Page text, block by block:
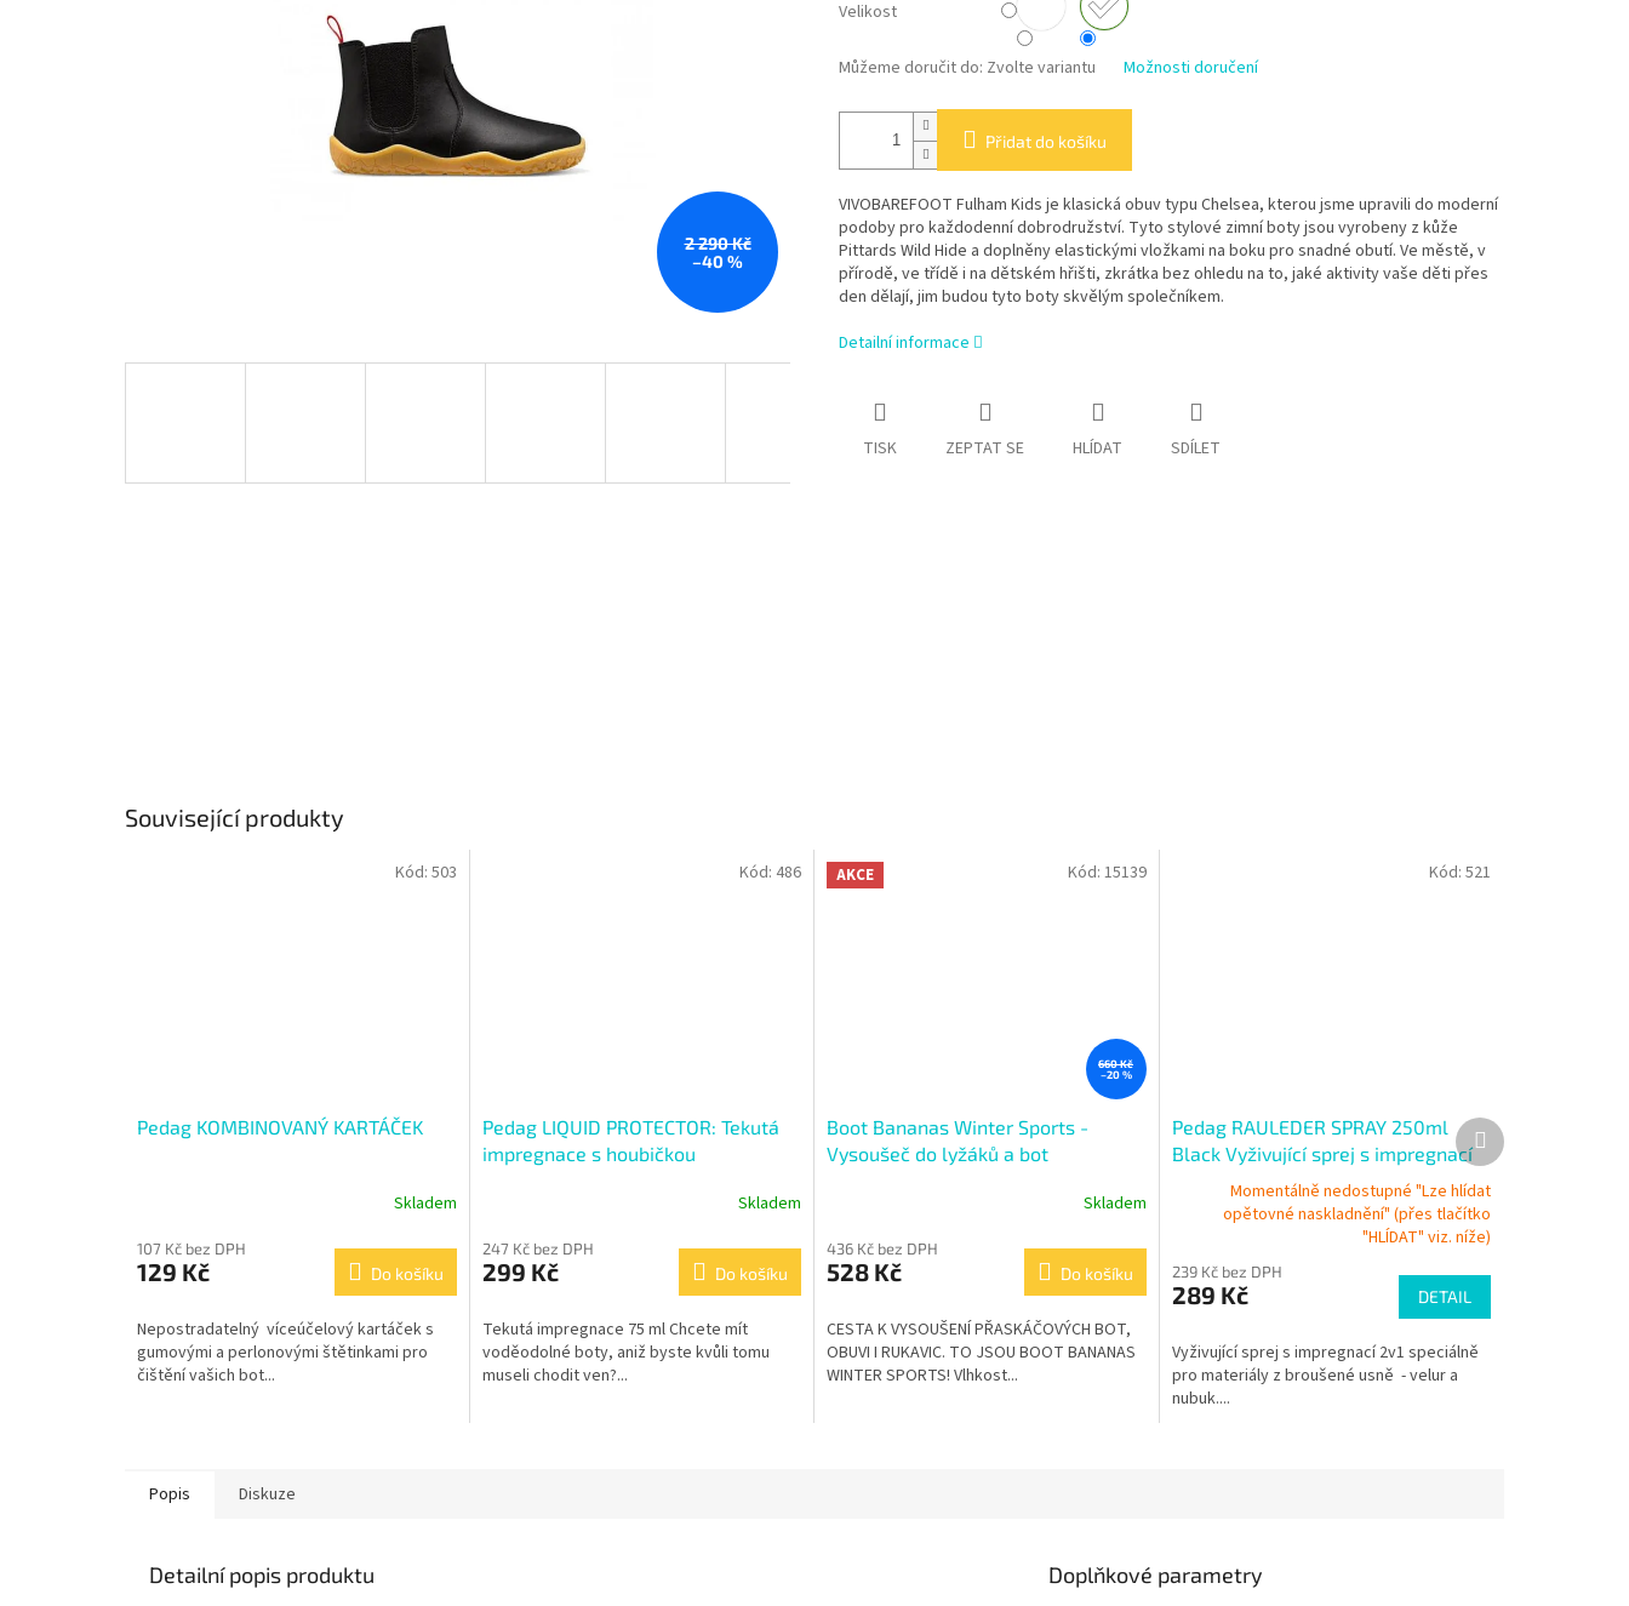
2 290 Kč
–40 %
Velikost
Můžeme doručit do: Zvolte variantu Možnosti doručení
Přidat do košíku
VIVOBAREFOOT Fulham Kids je klasická obuv typu Chelsea, kterou jsme upravili do moderní
podoby pro každodenní dobrodružství. Tyto stylové zimní boty jsou vyrobeny z kůže
Pittards Wild Hide a doplněny elastickými vložkami na boku pro snadné obutí. Ve městě, v
přírodě, ve třídě i na dětském hřišti, zkrátka bez ohledu na to, jaké aktivity vaše děti přes
den dělají, jim budou tyto boty skvělým společníkem.
Detailní informace
TISK ZEPTAT SE HLÍDAT SDÍLET
Související produkty
Pedag KOMBINOVANÝ KARTÁČEK
Skladem
107 Kč bez DPH
129 Kč Do košíku
Nepostradatelný víceúčelový kartáček s
gumovými a perlonovými štětinkami pro
čištění vašich bot...
Kód: 503
Pedag LIQUID PROTECTOR: Tekutá
impregnace s houbičkou
Skladem
247 Kč bez DPH
299 Kč Do košíku
Tekutá impregnace 75 ml Chcete mít
voděodolné boty, aniž byste kvůli tomu
museli chodit ven?...
Kód: 486 AKCE
660 Kč
–20 %
Boot Bananas Winter Sports -
Vysoušeč do lyžáků a bot
Skladem
436 Kč bez DPH
528 Kč Do košíku
CESTA K VYSOUŠENÍ PŘASKÁČOVÝCH BOT,
OBUVI I RUKAVIC. TO JSOU BOOT BANANAS
WINTER SPORTS! Vlhkost...
Kód: 15139
Pedag RAULEDER SPRAY 250ml
Black Vyživující sprej s impregnací
Momentálně nedostupné "Lze hlídat
opětovné naskladnění" (přes tlačítko
"HLÍDAT" viz. níže)
239 Kč bez DPH
289 Kč DETAIL
Vyživující sprej s impregnací 2v1 speciálně
pro materiály z broušené usně - velur a
nubuk....
Kód: 521
Další
produkt
Popis Diskuze
Detailní popis produktu Doplňkové parametry